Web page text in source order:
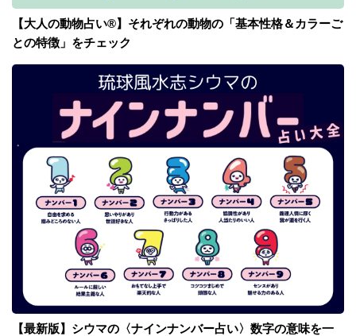
【大人の動物占い®】それぞれの動物の「基本性格＆カラーご
との特徴」をチェック
【最新版】シウマの〈ナインナンバー占い〉数字の意味を一